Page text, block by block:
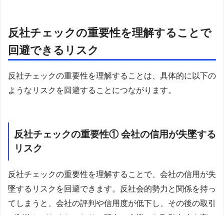
反社チェックの重要性を理解することで
回避できるリスク
反社チェックの重要性を理解することは、具体的に以下の
ようなリスクを回避することにつながります。
反社チェックの重要性① 会社の信用が失墜する
リスク
反社チェックの重要性を理解することで、会社の信用が失
墜するリスクを回避できます。反社会的勢力と関係を持っ
てしまうと、会社の評判や信用度が低下し、その後の取引